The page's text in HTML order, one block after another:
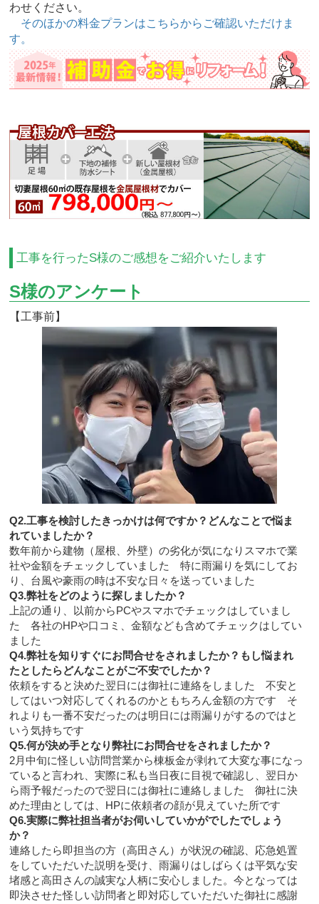
わせください。
そのほかの料金プランはこちらからご確認いただけま
す。
工事を行ったS様のご感想をご紹介いたします
S様のアンケート
【工事前】
Q2.工事を検討したきっかけは何ですか？どんなことで悩ま
れていましたか？
数年前から建物（屋根、外壁）の劣化が気になりスマホで業
社や金額をチェックしていました 特に雨漏りを気にしてお
り、台風や豪雨の時は不安な日々を送っていました
Q3.弊社をどのように探しましたか？
上記の通り、以前からPCやスマホでチェックはしていまし
た 各社のHPや口コミ、金額なども含めてチェックはしてい
ました
Q4.弊社を知りすぐにお問合せをされましたか？もし悩まれ
たとしたらどんなことがご不安でしたか？
依頼をすると決めた翌日には御社に連絡をしました 不安と
してはいつ対応してくれるのかともちろん金額の方です そ
れよりも一番不安だったのは明日には雨漏りがするのではと
いう気持ちです
Q5.何が決め手となり弊社にお問合せをされましたか？
2月中旬に怪しい訪問営業から棟板金が剥れて大変な事になっ
ていると言われ、実際に私も当日夜に目視で確認し、翌日か
ら雨予報だったので翌日には御社に連絡しました 御社に決
めた理由としては、HPに依頼者の顔が見えていた所です
Q6.実際に弊社担当者がお伺いしていかがでしたでしょう
か？
連絡したら即担当の方（高田さん）が状況の確認、応急処置
をしていただいた説明を受け、雨漏りはしばらくは平気な安
堵感と高田さんの誠実な人柄に安心しました。今となっては
即決させた怪しい訪問者と即対応していただいた御社に感謝